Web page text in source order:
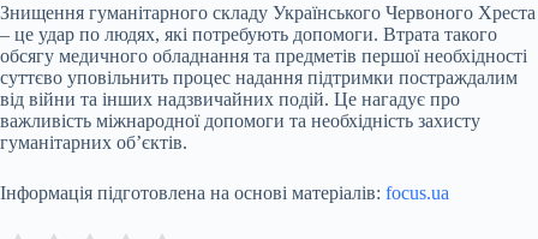
Знищення гуманітарного складу Українського Червоного Хреста
– це удар по людях, які потребують допомоги. Втрата такого
обсягу медичного обладнання та предметів першої необхідності
суттєво уповільнить процес надання підтримки постраждалим
від війни та інших надзвичайних подій. Це нагадує про
важливість міжнародної допомоги та необхідність захисту
гуманітарних об’єктів.
Інформація підготовлена на основі матеріалів: focus.ua